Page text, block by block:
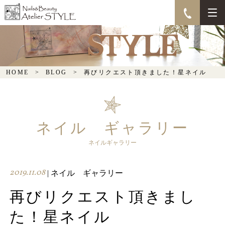
再びリクエスト頂きまし
た！星ネイル
HOME BLOG 再びリクエスト頂きました！星ネイル
ネイル ギャラリー
ネイルギャラリー
2019.11.08| ネイル ギャラリー
再びリクエスト頂きまし
た！星ネイル